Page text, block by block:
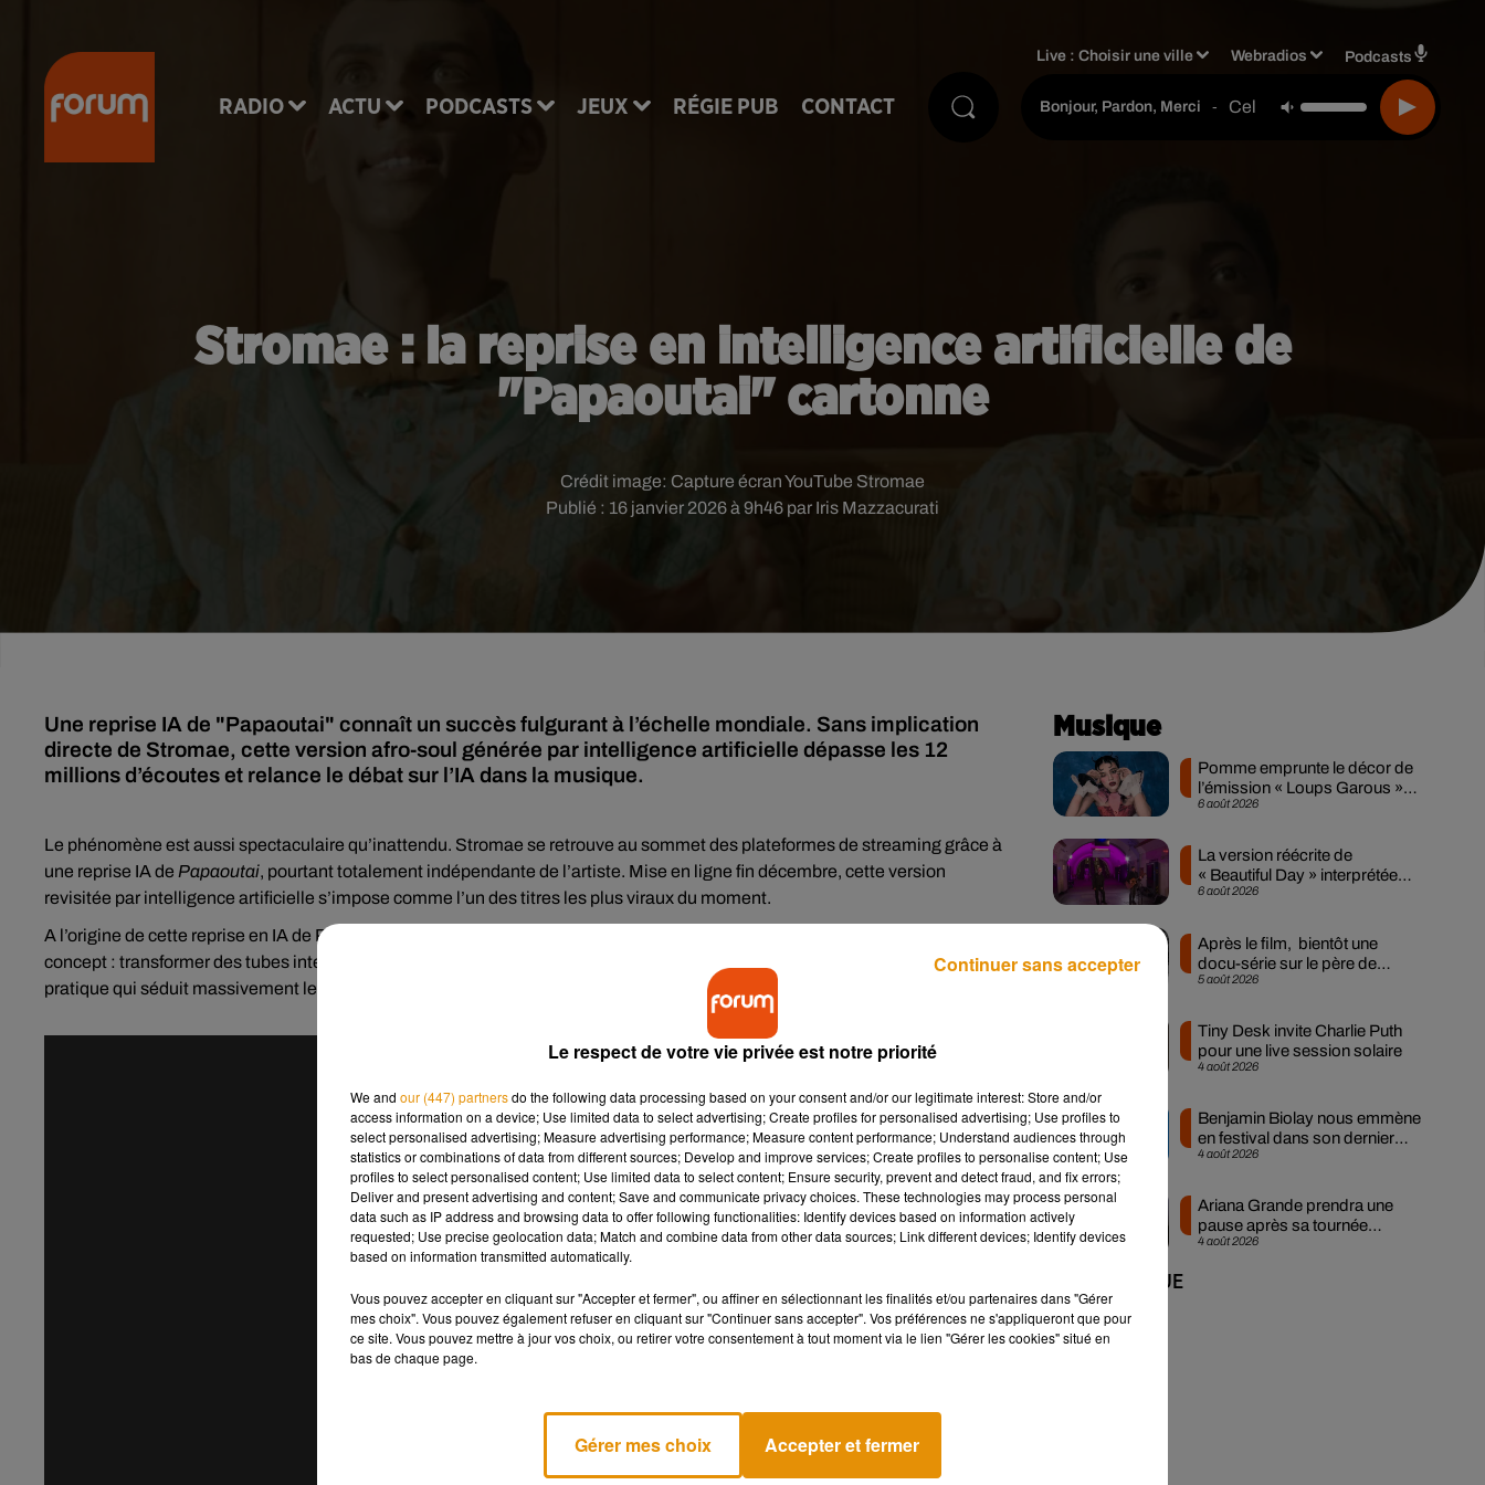
RADIO ACTU PODCASTS JEUX RÉGIE PUB CONTACT
Live :Choisir une ville Webradios Podcasts
Bonjour, Pardon, Merci - Celine Dion
Stromae : la reprise en intelligence artificielle de
"Papaoutai" cartonne
Publié : 16 janvier 2026 à 9h46 par Iris Mazzacurati
Crédit image: Capture écran YouTube Stromae
Une reprise IA de "Papaoutai" connaît un succès fulgurant à l’échelle mondiale. Sans implication
directe de Stromae, cette version afro-soul générée par intelligence artificielle dépasse les 12
millions d’écoutes et relance le débat sur l’IA dans la musique.
Le phénomène est aussi spectaculaire qu’inattendu. Stromae se retrouve au sommet des plateformes de streaming grâce à
une reprise IA de Papaoutai, pourtant totalement indépendante de l’artiste. Mise en ligne fin décembre, cette version
revisitée par intelligence artificielle s’impose comme l’un des titres les plus viraux du moment.
A l’origine de cette reprise en IA de Papaoutai, un projet attribué à Chill77, associé à un label suédois baptisé Unjaps. Leur
concept : transformer des tubes internationaux en relectures afro-soul grâce à des outils d’intelligence artificielle. Une
pratique qui séduit massivement le public… et interroge l’industrie.
Musique
6 août 2026
Pomme emprunte le décor de
l’émission « Loups Garous »
pour son...
6 août 2026
La version réécrite de
« Beautiful Day » interprétée
lors des...
5 août 2026
Après le film, bientôt une
docu-série sur le père de
Michael Jackson
4 août 2026
Tiny Desk invite Charlie Puth
pour une live session solaire
4 août 2026
Benjamin Biolay nous emmène
en festival dans son dernier
clip
4 août 2026
Ariana Grande prendra une
pause après sa tournée
mondiale
+ DE MUSIQUE
Le respect de votre vie privée est notre priorité
We and our (447) partnersdo the following data processing based on your consent and/or our legitimate interest: Store and/or
access information on a device; Use limited data to select advertising; Create profiles for personalised advertising; Use profiles to
select personalised advertising; Measure advertising performance; Measure content performance; Understand audiences through
statistics or combinations of data from different sources; Develop and improve services; Create profiles to personalise content; Use
profiles to select personalised content; Use limited data to select content; Ensure security, prevent and detect fraud, and fix errors;
Deliver and present advertising and content; Save and communicate privacy choices. These technologies may process personal
data such as IP address and browsing data to offer following functionalities: Identify devices based on information actively
requested; Use precise geolocation data; Match and combine data from other data sources; Link different devices; Identify devices
based on information transmitted automatically.
Vous pouvez accepter en cliquant sur "Accepter et fermer", ou affiner en sélectionnant les finalités et/ou partenaires dans "Gérer
mes choix". Vous pouvez également refuser en cliquant sur "Continuer sans accepter". Vos préférences ne s'appliqueront que pour
ce site. Vous pouvez mettre à jour vos choix, ou retirer votre consentement à tout moment via le lien "Gérer les cookies" situé en
bas de chaque page.
Gérer mes choix Accepter et fermer
Continuer sans accepter